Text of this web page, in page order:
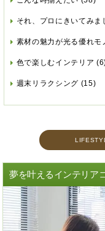
それ、プロにきいてみま
素材の魅力が光る優れモ
色で楽しむインテリア
週末リラクシング (15)
夢を叶えるインテリア